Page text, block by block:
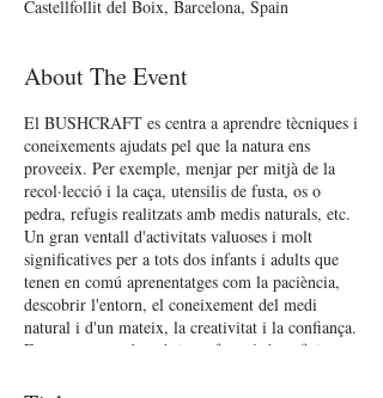
Castellfollit del Boix, Barcelona, Spain
About The Event
El BUSHCRAFT es centra a aprendre tècniques i
coneixements ajudats pel que la natura ens
proveeix. Per exemple, menjar per mitjà de la
recol·lecció i la caça, utensilis de fusta, os o
pedra, refugis realitzats amb medis naturals, etc.
Un gran ventall d'activitats valuoses i molt
significatives per a tots dos infants i adults que
tenen en comú aprenentatges com la paciència,
descobrir l'entorn, el coneixement del medi
natural i d'un mateix, la creativitat i la confiança.
En aquest curs descobrirem fent els beneficis